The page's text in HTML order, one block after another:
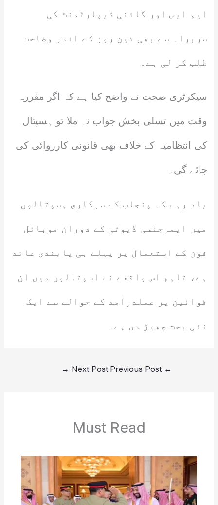
ایم ایس اور گائنی ڈیپارٹمنٹ کی
سربراہ سے بھی تین روز کے اندر وضاحت
طلب کر لی ہے۔
سیکرٹری صحت نے واضح کیا ہے کہ اگر مقررہ
وقت میں تسلی بخش جواب نہ ملا تو ہسپتال
کی انتظامیہ کے خلاف بھی قانونی کارروائی کی
جائے گی۔
یاد رہے کہ پنجاب کے سرکاری ہسپتالوں
میں ایمرجنسی ڈیوٹی کے دوران موبائل
فون کے استعمال پر پہلے ہی پابندی عائد
ہے، تاہم اس واقعے نے اسپتالوں میں ان
قوانین پر عملدرآمد کے حوالے سے ایک
نئی بحث چھیڑ دی ہے۔
←
Next Post
→
Must Read